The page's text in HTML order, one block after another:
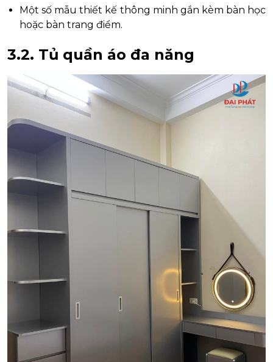
Một số mẫu thiết kế thông minh gắn kèm bàn học
hoặc bàn trang điểm.
3.2. Tủ quần áo đa năng